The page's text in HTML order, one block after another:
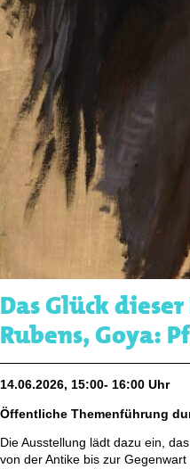
Das Glück
Rubens, Goya:
14.06.2026, 15:00- 16:00 Uhr
Öffentliche Themenführung
Die Ausstellung lädt dazu ein,
von der Antike bis zur